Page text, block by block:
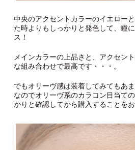
中央のアクセントカラーのイエロー
た時よりもしっかりと発色して、瞳
ス！
メインカラーの上品さと、アクセン
な組み合わせで最高です・・・。
でもオリーヴ感は装着してみてもあ
なのでオリーヴ系のカラコン目当て
かりと確認してから購入することをお